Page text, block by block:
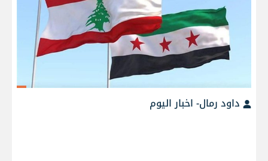
داود رمال- اخبار اليوم